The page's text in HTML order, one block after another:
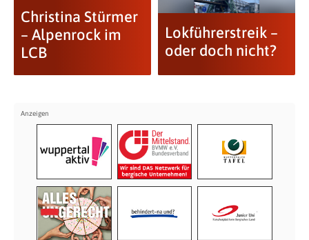
Christina Stürmer
– Alpenrock im
LCB
Lokführerstreik –
oder doch nicht?